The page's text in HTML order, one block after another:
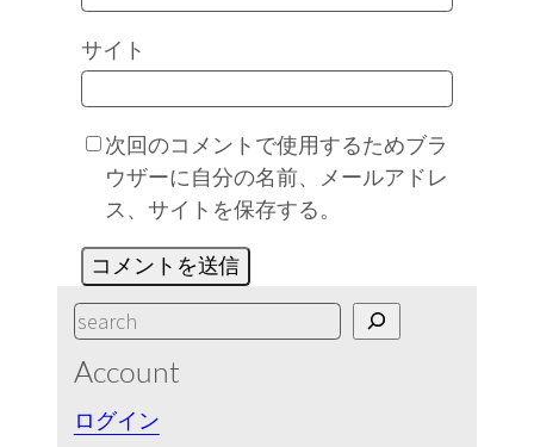
サイト
次回のコメントで使用するためブラ
ウザーに自分の名前、メールアドレ
ス、サイトを保存する。
S
a
r
Account
ログイン